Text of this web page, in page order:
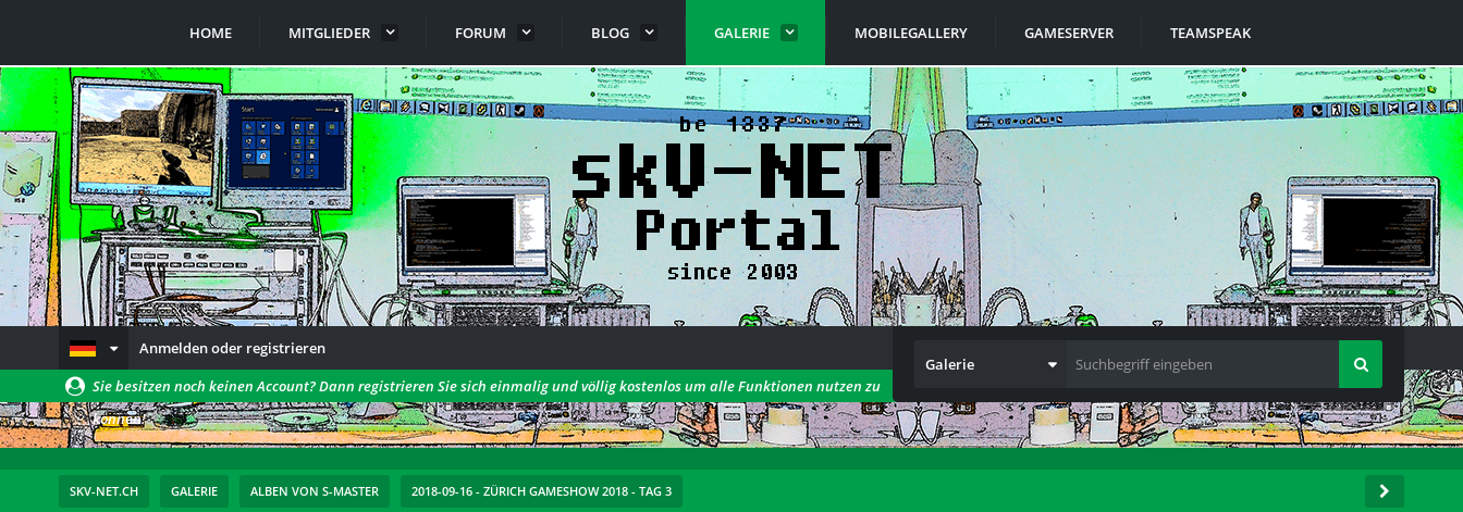
HOME MITGLIEDER FORUM BLOG GALERIE MOBILEGALLERY GAMESERVER TEAMSPEAK
Anmelden oder registrieren
Galerie
Sie besitzen noch keinen Account? Dann registrieren Sie sich einmalig und völlig kostenlos um alle Funktionen nutzen zu
können!
SKV-NET.CH GALERIE ALBEN VON S-MASTER 2018-09-16 - ZÜRICH GAMESHOW 2018 - TAG 3